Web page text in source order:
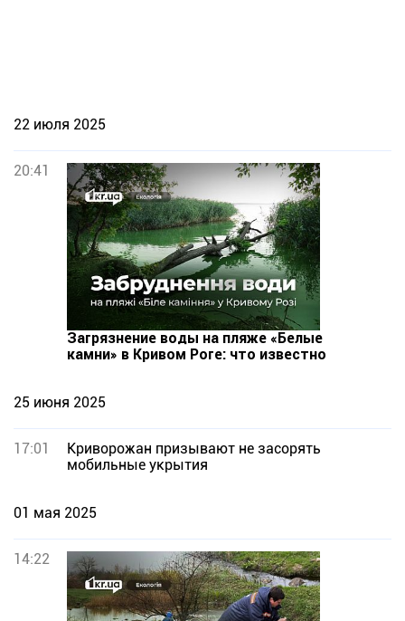
22 июля 2025
20:41
Загрязнение воды на пляже «Белые
камни» в Кривом Роге: что известно
25 июня 2025
17:01
Криворожан призывают не засорять
мобильные укрытия
01 мая 2025
14:22